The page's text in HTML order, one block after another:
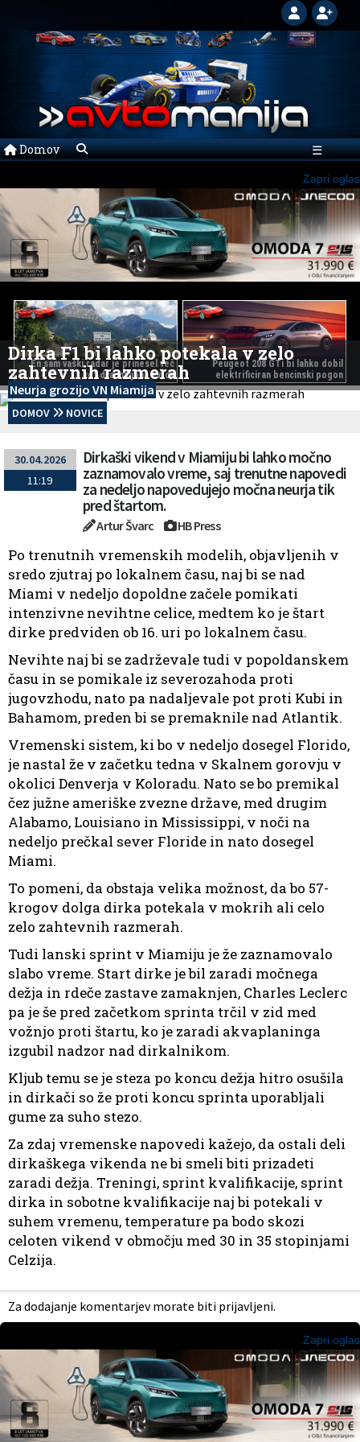
Domov ☰
Zapri oglas
En sam vaški radar je prinesel več
kot dva milijona evrov
Peugeot 208 GTi bi lahko dobil
elektrificiran bencinski pogon
DOMOV NOVICE
Dirka F1 bi lahko potekala v zelo
zahtevnih razmerah
Neurja grozijo VN Miamija
30.04.2026
11:19
Dirkaški vikend v Miamiju bi lahko močno
zaznamovalo vreme, saj trenutne napovedi
za nedeljo napovedujejo močna neurja tik
pred štartom.
Artur Švarc HB Press
Po trenutnih vremenskih modelih, objavljenih v
sredo zjutraj po lokalnem času, naj bi se nad
Miami v nedeljo dopoldne začele pomikati
intenzivne nevihtne celice, medtem ko je štart
dirke predviden ob 16. uri po lokalnem času.
Nevihte naj bi se zadrževale tudi v popoldanskem
času in se pomikale iz severozahoda proti
jugovzhodu, nato pa nadaljevale pot proti Kubi in
Bahamom, preden bi se premaknile nad Atlantik.
Vremenski sistem, ki bo v nedeljo dosegel Florido,
je nastal že v začetku tedna v Skalnem gorovju v
okolici Denverja v Koloradu. Nato se bo premikal
čez južne ameriške zvezne države, med drugim
Alabamo, Louisiano in Mississippi, v noči na
nedeljo prečkal sever Floride in nato dosegel
Miami.
To pomeni, da obstaja velika možnost, da bo 57-
krogov dolga dirka potekala v mokrih ali celo
zelo zahtevnih razmerah.
Tudi lanski sprint v Miamiju je že zaznamovalo
slabo vreme. Start dirke je bil zaradi močnega
dežja in rdeče zastave zamaknjen, Charles Leclerc
pa je še pred začetkom sprinta trčil v zid med
vožnjo proti štartu, ko je zaradi akvaplaninga
izgubil nadzor nad dirkalnikom.
Kljub temu se je steza po koncu dežja hitro osušila
in dirkači so že proti koncu sprinta uporabljali
gume za suho stezo.
Za zdaj vremenske napovedi kažejo, da ostali deli
dirkaškega vikenda ne bi smeli biti prizadeti
zaradi dežja. Treningi, sprint kvalifikacije, sprint
dirka in sobotne kvalifikacije naj bi potekali v
suhem vremenu, temperature pa bodo skozi
celoten vikend v območju med 30 in 35 stopinjami
Celzija.
Za dodajanje komentarjev morate biti prijavljeni.
Zapri oglas